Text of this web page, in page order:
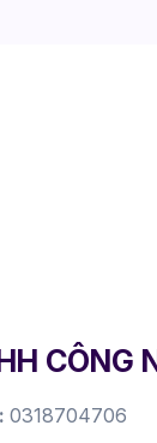
CÔNG
0318704706